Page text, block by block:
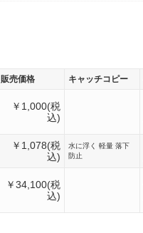
販売価格 キャッチコピー
￥1,000(税
込)
￥1,078(税
込)
水に浮く 軽量 落下
防止
￥34,100(税
込)